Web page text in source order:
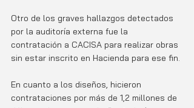
Otro de los graves hallazgos detectados
por la auditoría externa fue la
contratación a CACISA para realizar obras
sin estar inscrito en Hacienda para ese fin.
En cuanto a los diseños, hicieron
contrataciones por más de 1,2 millones de